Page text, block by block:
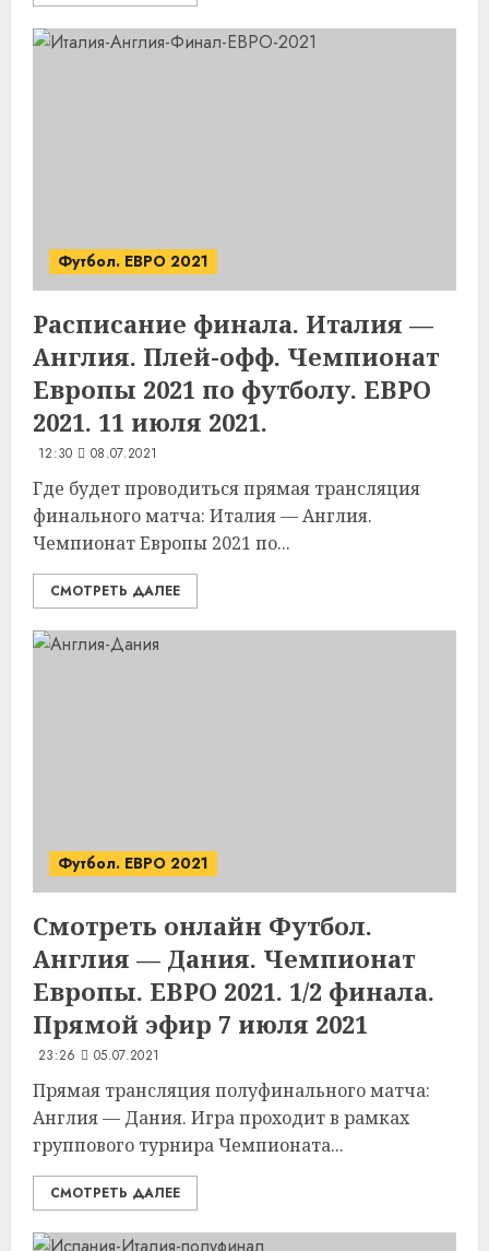
Футбол. ЕВРО 2021
Расписание финала. Италия —
Англия. Плей-офф. Чемпионат
Европы 2021 по футболу. ЕВРО
2021. 11 июля 2021.
12:30 08.07.2021
Где будет проводиться прямая трансляция
финального матча: Италия — Англия.
Чемпионат Европы 2021 по...
СМОТРЕТЬ ДАЛЕЕ
Футбол. ЕВРО 2021
Смотреть онлайн Футбол.
Англия — Дания. Чемпионат
Европы. ЕВРО 2021. 1/2 финала.
Прямой эфир 7 июля 2021
23:26 05.07.2021
Прямая трансляция полуфинального матча:
Англия — Дания. Игра проходит в рамках
группового турнира Чемпионата...
СМОТРЕТЬ ДАЛЕЕ